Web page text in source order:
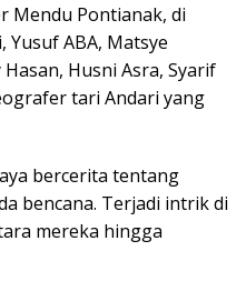
Mendu Pontianak, di
Yusuf ABA, Matsye
Husni Asra, Syarif
tari Andari yang
bercerita tentang
bencana. Terjadi intrik di
mereka hingga